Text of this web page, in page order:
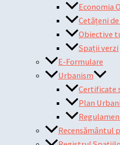
Economia
Cetățeni
Obiective
Spații verzi
E-Formulare
Urbanism
Certificate
Plan
Recensământul